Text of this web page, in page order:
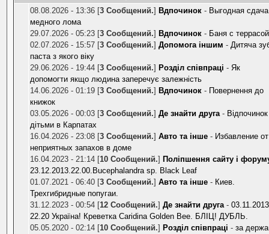
08.08.2026 - 13:36 [3 Сообщений.] Вдпочинок - Выгодная сдача
медного лома
29.07.2026 - 05:23 [3 Сообщений.] Вдпочинок - Баня с террасой
02.07.2026 - 15:57 [3 Сообщений.]Допомога іншим -Дитяча
паста з якого віку
29.06.2026 - 19:44 [3 Сообщений.] Розділ співпраці -Як
допомогти якщо людина заперечує залежність
14.06.2026 - 01:19 [3 Сообщений.] Вдпочинок - Повернення до
книжок
03.05.2026 - 00:03 [3 Сообщений.]Де знайти друга-
дітьми в Карпатах
16.04.2026 - 23:08 [3 Сообщений.]Авто та інше - Избавление от
неприятных запахов в доме
16.04.2023 - 21:14 [10 Сообщений.] Поліпшення сайту і
23.12.2013.22.00.Bucephalandra sp. Black Leaf
01.07.2021 - 06:40 [3 Сообщений.]Авто та інше - Киев.
Трехгибридные попугаи.
31.12.2023 - 00:54 [12 Сообщений.]Де знайти друга-
22.20 Україна! Креветка Caridina Golden Bee. БЛІЦ! ДУБЛЬ.
05.05.2020 - 02:14 [10 Сообщений.] Розділ співпраці -за